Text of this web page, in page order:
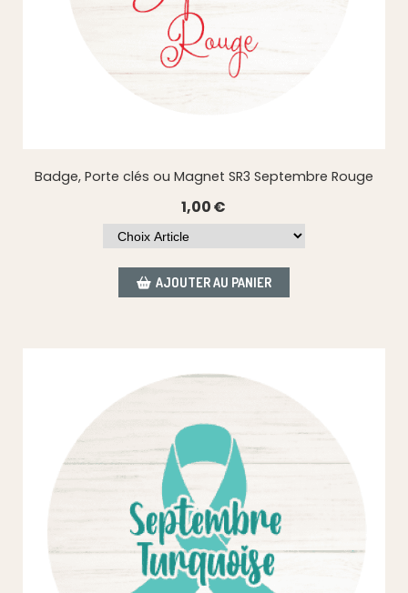
Badge, Porte clés ou Magnet SR3 Septembre Rouge
1,00€
AJOUTER AU PANIER